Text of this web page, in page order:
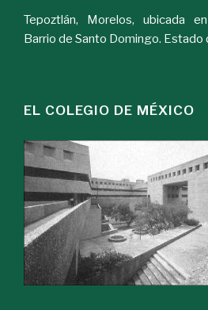
Tepoztlán, Morelos, ubicada
Barrio de Santo Domingo. Estado
EL COLEGIO DE MÉXICO